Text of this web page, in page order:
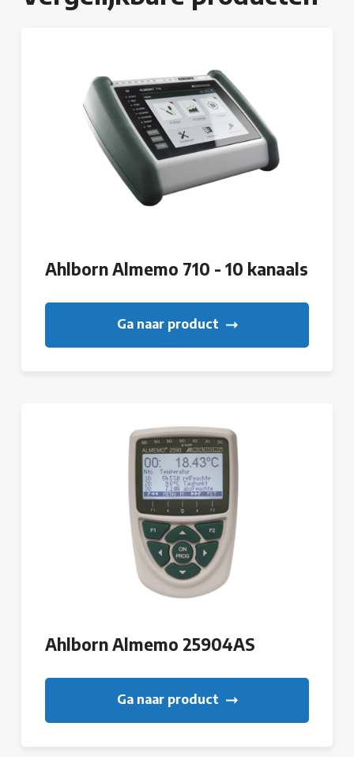
Ahlborn Almemo 710 - 10 kanaals
Ga naar product
Ahlborn Almemo 25904AS
Ga naar product